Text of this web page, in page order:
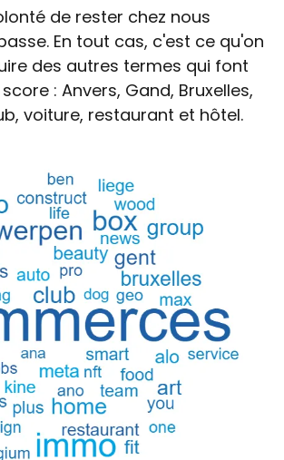
de rester chez nous
En tout cas, c'est ce qu'on
des autres termes qui font
: Anvers, Gand, Bruxelles,
voiture, restaurant et hôtel.